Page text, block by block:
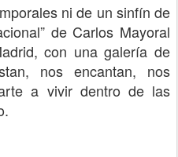
ni de un sinfín de
de Carlos Mayoral
con una galería de
nos encantan, nos
a vivir dentro de las